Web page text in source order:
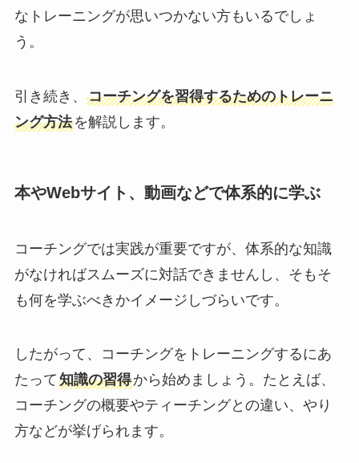
なトレーニングが思いつかない方もいるでしょ
う。
引き続き、 コーチングを習得するためのトレーニ
ング方法を解説します。
本やWebサイト、動画などで体系的に学ぶ
コーチングでは実践が重要ですが、体系的な知識
がなければスムーズに対話できませんし、そもそ
も何を学ぶべきかイメージしづらいです。
したがって、コーチングをトレーニングするにあ
たって知識の習得から始めましょう。たとえば、
コーチングの概要やティーチングとの違い、やり
方などが挙げられます。